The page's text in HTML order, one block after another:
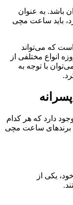
باشد. به عنوان
باید ساعت مچی
که می‌تواند
انواع مختلفی از
با توجه به
دارد که هر کدام
برندهای ساعت مچی
یکی از